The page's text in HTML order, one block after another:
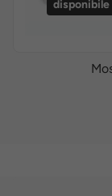
disponibile